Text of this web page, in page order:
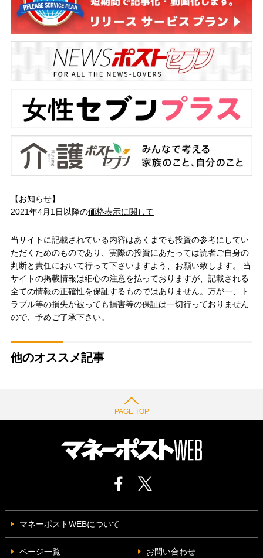
【お知らせ】
2021年4月1日以降の価格表示に関して
当サイトに記載されている内容はあくまでも投資の参考にしてい
ただくためのものであり、実際の投資にあたっては読者ご自身の
判断と責任において行って下さいますよう、お願い致します。 当
サイトの掲載情報は細心の注意を払っておりますが、記載される
全ての情報の正確性を保証するものではありません。万が一、ト
ラブル等の損失が被っても損害等の保証は一切行っておりません
ので、予めご了承下さい。
他のオススメ記事
PAGE TOP
マネーポストWEBについて
ページ一覧 お問い合わせ